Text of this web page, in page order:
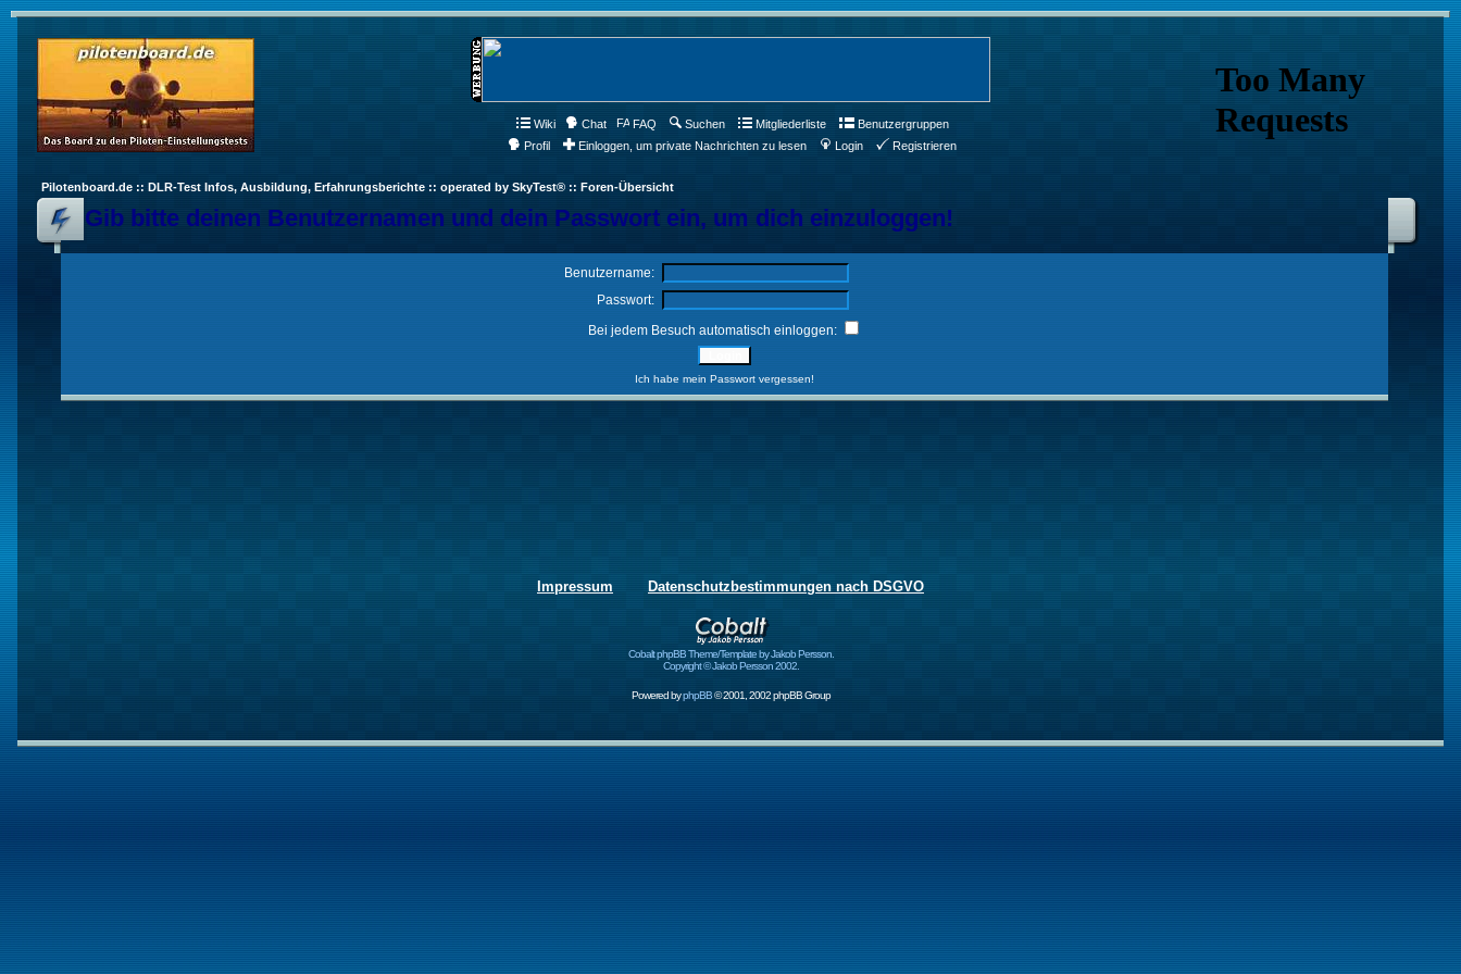
Wiki Chat FAQ Suchen Mitgliederliste
Benutzergruppen
Profil
Einloggen, um private Nachrichten zu lesen Login Registrieren
Pilotenboard.de :: DLR-Test Infos, Ausbildung, Erfahrungsberichte :: operated by SkyTest® :: Foren-Übersicht
Gib bitte deinen Benutzernamen und dein Passwort ein, um dich einzuloggen!
Benutzername:
Passwort:
Bei jedem Besuch automatisch einloggen:
Ich habe mein Passwort vergessen!
Impressum Datenschutzbestimmungen nach DSGVO
Cobalt phpBB Theme/Template by Jakob Persson.
Copyright © Jakob Persson 2002.
Powered byphpBB© 2001, 2002 phpBB Group